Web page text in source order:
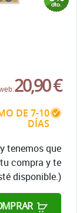
20,90 €
DE 7-10
DÍAS
tenemos que
compra y te
disponible.)